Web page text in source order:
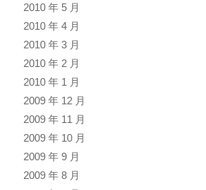
2010 年 5 月
2010 年 4 月
2010 年 3 月
2010 年 2 月
2010 年 1 月
2009 年 12 月
2009 年 11 月
2009 年 10 月
2009 年 9 月
2009 年 8 月